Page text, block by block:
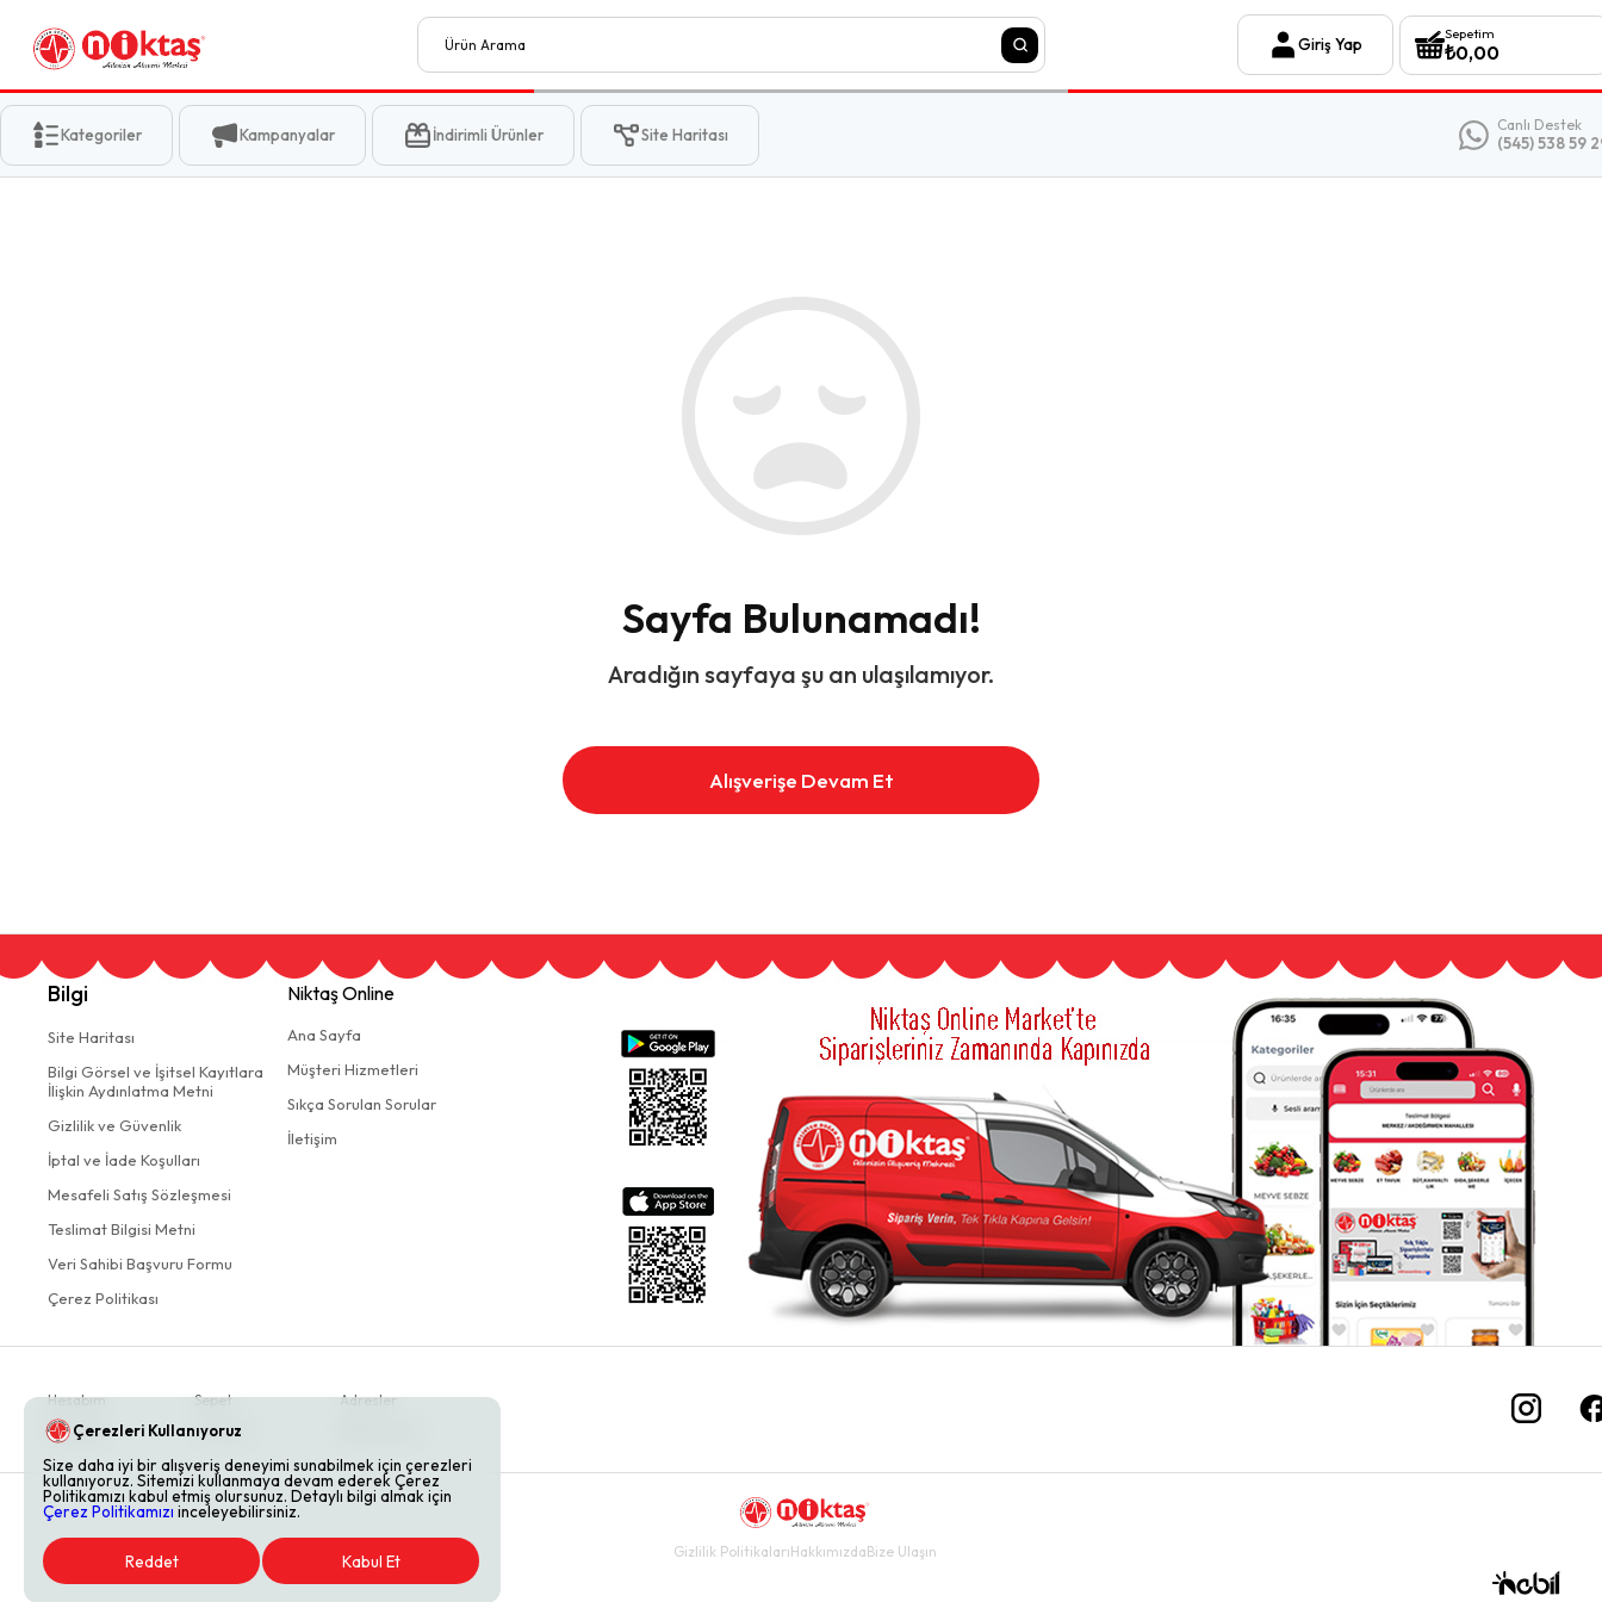
Giriş Yap
Sepetim
₺0,00
Kategoriler Kampanyalar İndirimli Ürünler Site Haritası Canlı Destek
(545) 538 59
Sayfa Bulunamadı!
Aradığın sayfaya şu an ulaşılamıyor.
Alışverişe Devam Et
Bilgi
Site Haritası
Bilgi Görsel ve İşitsel Kayıtlara
İlişkin Aydınlatma Metni
Gizlilik ve Güvenlik
İptal ve İade Koşulları
Mesafeli Satış Sözleşmesi
Teslimat Bilgisi Metni
Veri Sahibi Başvuru Formu
Çerez Politikası
Niktaş Online
Ana Sayfa
Müşteri Hizmetleri
Sıkça Sorulan Sorular
İletişim
Hesabım
Siparişler
Sepet
Favoriler
Adresler
Gizlilik PolitikalarıHakkımızdaBize Ulaşın
Çerezleri Kullanıyoruz
Size daha iyi bir alışveriş deneyimi sunabilmek için çerezleri
kullanıyoruz. Sitemizi kullanmaya devam ederek Çerez
Politikamızı kabul etmiş olursunuz. Detaylı bilgi almak için
Çerez Politikamızı inceleyebilirsiniz.
Reddet Kabul Et